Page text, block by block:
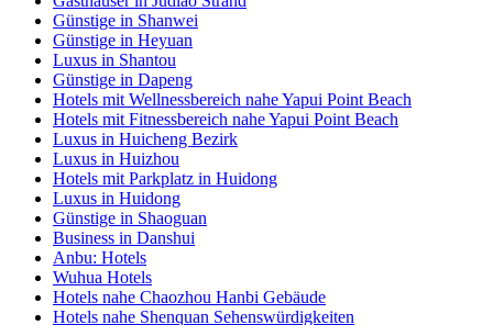
Günstige in Shanwei
Günstige in Heyuan
Luxus in Shantou
Günstige in Dapeng
Hotels mit Wellnessbereich nahe Yapui Point Beach
Hotels mit Fitnessbereich nahe Yapui Point Beach
Luxus in Huicheng Bezirk
Luxus in Huizhou
Hotels mit Parkplatz in Huidong
Luxus in Huidong
Günstige in Shaoguan
Business in Danshui
Anbu: Hotels
Wuhua Hotels
Hotels nahe Chaozhou Hanbi Gebäude
Hotels nahe Shenquan Sehenswürdigkeiten